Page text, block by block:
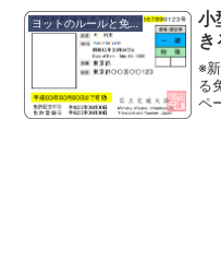
ヨットのルールと免許
小
き
※
る
ペ